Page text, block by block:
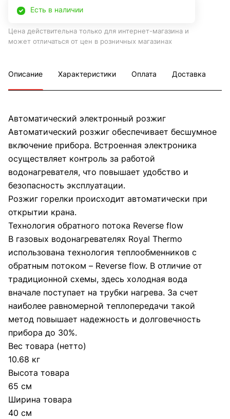
Есть в наличии
Цена действительна только для интернет-магазина и
может отличаться от цен в розничных магазинах
Описание Характеристики Оплата Доставка
Автоматический электронный розжиг
Автоматический розжиг обеспечивает бесшумное
включение прибора. Встроенная электроника
осуществляет контроль за работой
водонагревателя, что повышает удобство и
безопасность эксплуатации.
Розжиг горелки происходит автоматически при
открытии крана.
Технология обратного потока Reverse flow
В газовых водонагревателях Royal Thermo
использована технология теплообменников с
обратным потоком – Reverse flow. В отличие от
традиционной схемы, здесь холодная вода
вначале поступает на трубки нагрева. За счет
наиболее равномерной теплопередачи такой
метод повышает надежность и долговечность
прибора до 30%.
Вес товара (нетто)
10.68 кг
Высота товара
65 см
Ширина товара
40 см